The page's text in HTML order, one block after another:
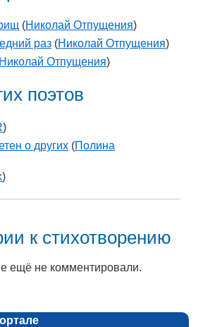
(Николай Отпущения)
раз (Николай Отпущения)
Николай Отпущения)
поэтов
)
о других (Полина
)
к стихотворению
ещё не комментировали.